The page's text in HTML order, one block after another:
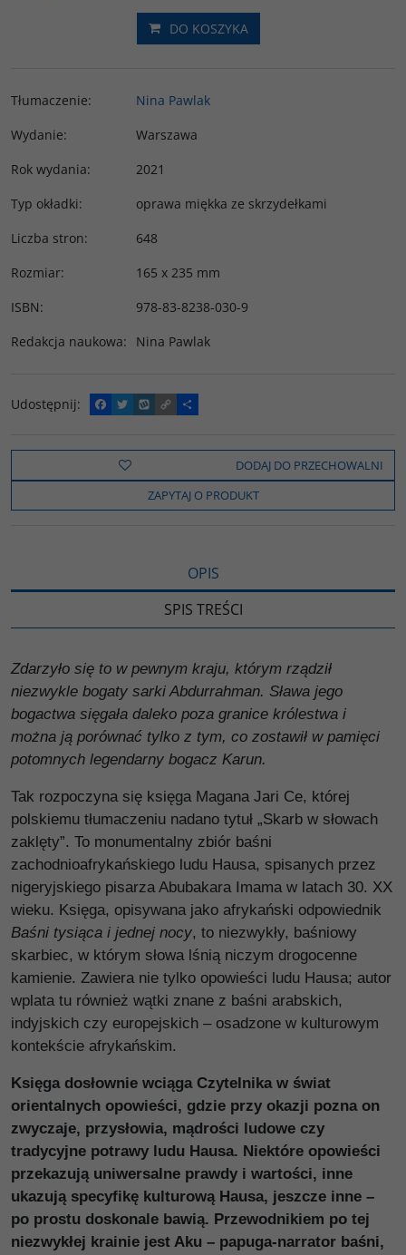
DO KOSZYKA
Tłumaczenie:
Nina Pawlak
Wydanie:
Warszawa
Rok wydania:
2021
Typ okładki:
oprawa miękka ze skrzydełkami
Liczba stron:
648
Rozmiar:
165 x 235 mm
ISBN:
978-83-8238-030-9
Redakcja naukowa: Nina Pawlak
Udostępnij:
F
a
e
o
k
T
w
t
t
e
W
y
o
C
o
y
i
n
k
P
o
z
e
l
s
DODAJ DO PRZECHOWALNI
ZAPYTAJ O PRODUKT
OPIS
SPIS TREŚCI
Zdarzyło się to w pewnym kraju, którym rządził
niezwykle bogaty sarki Abdurrahman. Sława jego
bogactwa sięgała daleko poza granice królestwa i
można ją porównać tylko z tym, co zostawił w pamięci
potomnych legendarny bogacz Karun.
Tak rozpoczyna się księga Magana Jari Ce, której
polskiemu tłumaczeniu nadano tytuł „Skarb w słowach
zaklęty”. To monumentalny zbiór baśni
zachodnioafrykańskiego ludu Hausa, spisanych przez
nigeryjskiego pisarza Abubakara Imama w latach 30. XX
wieku. Księga, opisywana jako afrykański odpowiednik
Baśni tysiąca i jednej nocy, to niezwykły, baśniowy
skarbiec, w którym słowa lśnią niczym drogocenne
kamienie. Zawiera nie tylko opowieści ludu Hausa; autor
wplata tu również wątki znane z baśni arabskich,
indyjskich czy europejskich – osadzone w kulturowym
kontekście afrykańskim.
Księga dosłownie wciąga Czytelnika w świat
orientalnych opowieści, gdzie przy okazji pozna on
zwyczaje, przysłowia, mądrości ludowe czy
tradycyjne potrawy ludu Hausa. Niektóre opowieści
przekazują uniwersalne prawdy i wartości, inne
ukazują specyfikę kulturową Hausa, jeszcze inne –
po prostu doskonale bawią. Przewodnikiem po tej
niezwykłej krainie jest Aku – papuga-narrator baśni,